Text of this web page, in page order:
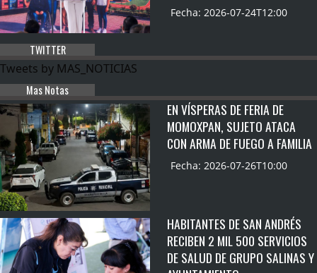
Fecha: 2026-07-24T12:00
TWITTER
Tweets by MAS_NOTICIAS
Mas Notas
EN VÍSPERAS DE FERIA DE
MOMOXPAN, SUJETO ATACA
CON ARMA DE FUEGO A FAMILIA
Fecha: 2026-07-26T10:00
HABITANTES DE SAN ANDRÉS
RECIBEN 2 MIL 500 SERVICIOS
DE SALUD DE GRUPO SALINAS Y